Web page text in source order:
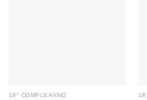
18° COMPLEANNO